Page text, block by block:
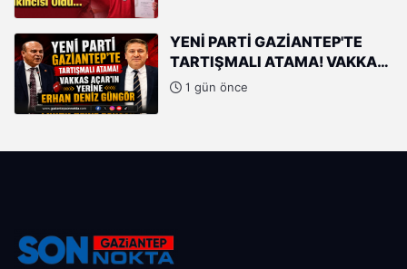
YENİ PARTİ GAZİANTEP'TE
TARTIŞMALI ATAMA! VAKKAS
AÇAR'IN YERİNE ERHAN DENİZ
1 gün önce